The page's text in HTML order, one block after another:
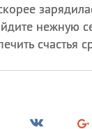
нежную
счастья